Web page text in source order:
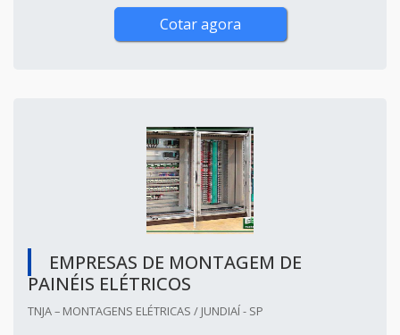
Cotar agora
EMPRESAS DE MONTAGEM DE
PAINÉIS ELÉTRICOS
TNJA – MONTAGENS ELÉTRICAS / JUNDIAÍ - SP